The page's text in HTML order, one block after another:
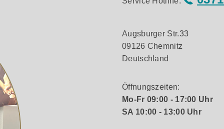
Tugenden wie musikalischer Fluss und emotional
Augsburger Str.33
09126 Chemnitz
Deutschland
Öffnungszeiten:
Mo-Fr 09:00 - 17:00 Uhr
SA 10:00 - 13:00 Uhr